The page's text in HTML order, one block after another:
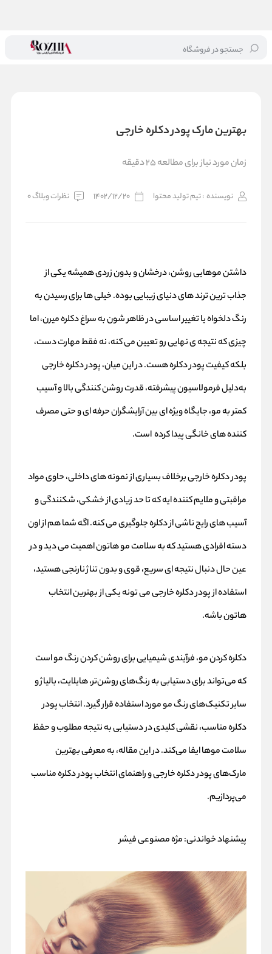
جستجو در فروشگاه خانه / بلاگ/ بهترین مارک پودر دکلره خارجی
بهترین مارک پودر دکلره خارجی
زمان مورد نیاز برای مطالعه 25 دقیقه
نویسنده : تیم تولید محتوا 1402/12/20 نظرات وبلاگ 0
داشتن موهایی روشن، درخشان و بدون زردی همیشه یکی از
جذاب‌ ترین ترند های دنیای زیبایی بوده. خیلی‌ ها برای رسیدن به
رنگ دلخواه یا تغییر اساسی در ظاهر شون به سراغ دکلره میرن، اما
چیزی که نتیجه‌ ی نهایی رو تعیین می‌ کنه، نه فقط مهارت دست،
بلکه کیفیت پودر دکلره هست. در این میان، پودر دکلره خارجی
به‌دلیل فرمولاسیون پیشرفته، قدرت روشن‌ کنندگی بالا و آسیب
کمتر به مو، جایگاه ویژه‌ ای بین آرایشگران حرفه‌ ای و حتی مصرف‌
کننده‌ های خانگی پیدا کرده است.
پودر دکلره خارجی برخلاف بسیاری از نمونه‌ های داخلی، حاوی مواد
مراقبتی و ملایم‌ کننده‌ ایه که تا حد زیادی از خشکی، شکنندگی و
آسیب‌ های رایج ناشی از دکلره جلوگیری می‌ کنه. اگه شما هم از اون
دسته افرادی هستید که به سلامت مو هاتون اهمیت می‌ دید و در
عین حال دنبال نتیجه‌ ای سریع، قوی و بدون تناژ نارنجی هستید،
استفاده از پودر دکلره خارجی می‌ تونه یکی از بهترین انتخاب‌
هاتون باشه.
دکلره کردن مو، فرآیندی شیمیایی برای روشن کردن رنگ مو است
که می‌تواند برای دستیابی به رنگ‌های روشن‌تر، هایلایت، بالیاژ و
سایر تکنیک‌های رنگ مو مورد استفاده قرار گیرد. انتخاب پودر
دکلره مناسب، نقشی کلیدی در دستیابی به نتیجه مطلوب و حفظ
سلامت موها ایفا می‌کند. در این مقاله، به معرفی بهترین
مارک‌های پودر دکلره خارجی و راهنمای انتخابپودر دکلرهمناسب
می‌پردازیم.
پیشنهاد خواندنی:مژه مصنوعی فیشر